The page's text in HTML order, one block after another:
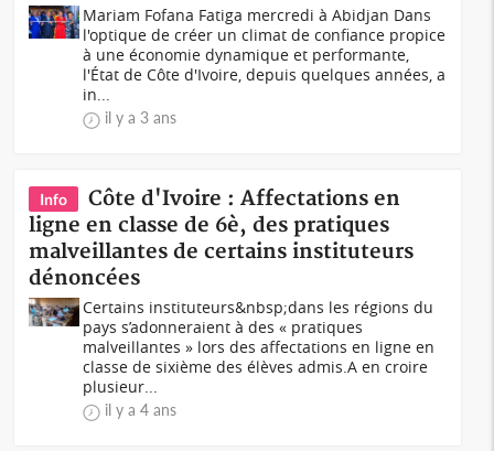
Mariam Fofana Fatiga mercredi à Abidjan Dans
l'optique de créer un climat de confiance propice
à une économie dynamique et performante,
l'État de Côte d'Ivoire, depuis quelques années, a
in...
il y a 3 ans
Info
Côte d'Ivoire : Affectations en
ligne en classe de 6è, des pratiques
malveillantes de certains instituteurs
dénoncées
Certains instituteurs&nbsp;dans les régions du
pays s’adonneraient à des « pratiques
malveillantes » lors des affectations en ligne en
classe de sixième des élèves admis.A en croire
plusieur...
il y a 4 ans